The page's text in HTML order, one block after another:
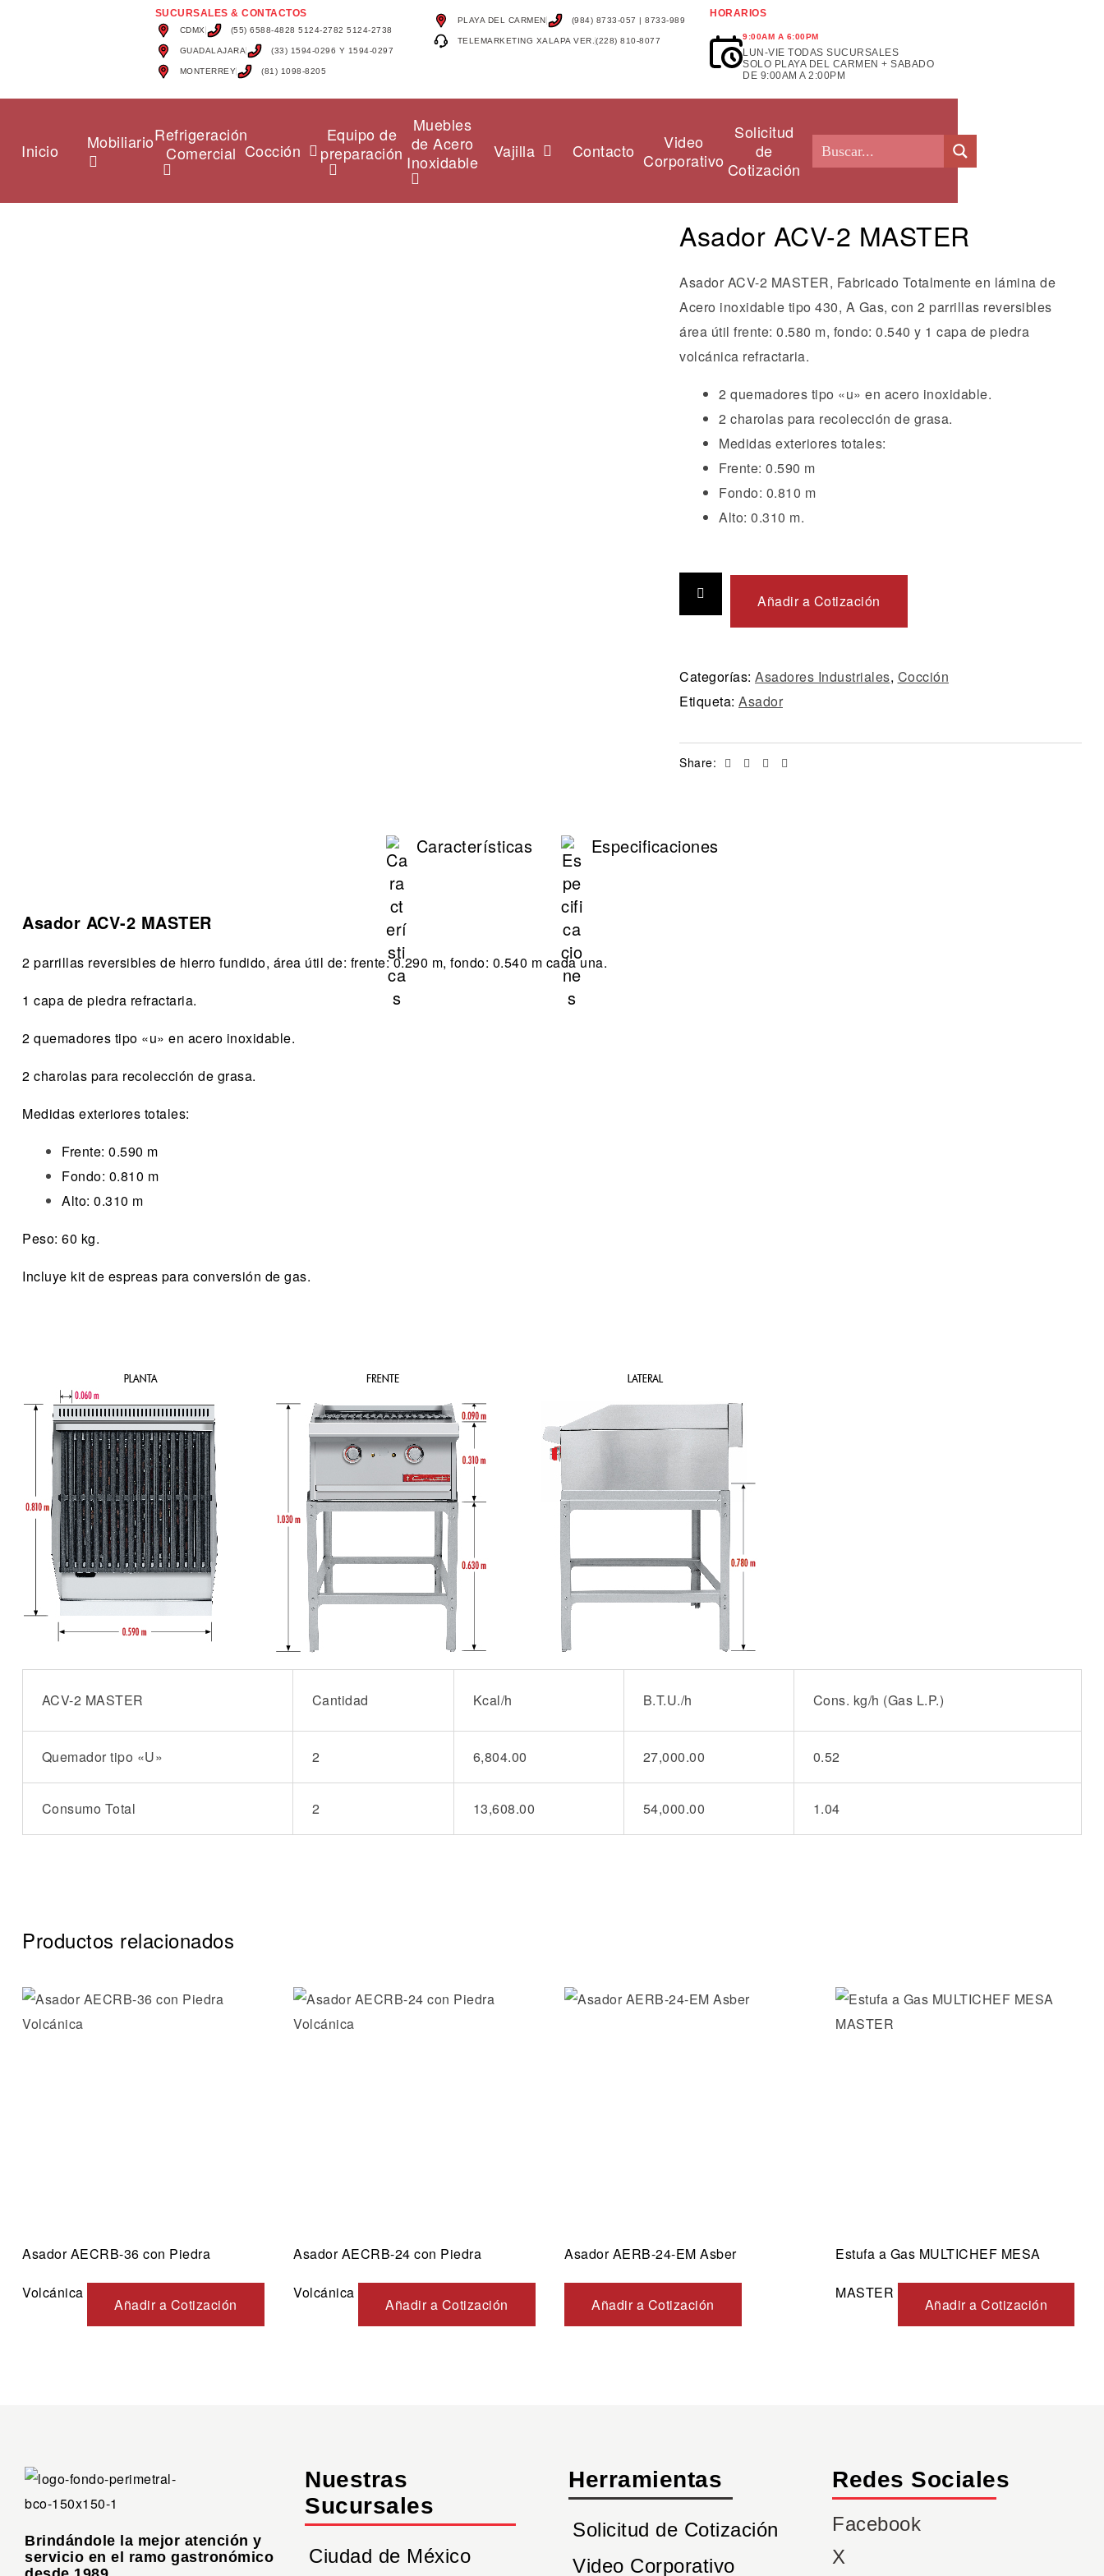
SUCURSALES & CONTACTOS
CDMX (55) 6588-4828 5124-2782 5124-2738
GUADALAJARA (33) 1594-0296 Y 1594-0297
MONTERREY (81) 1098-8205
PLAYA DEL CARMEN (984) 8733-057 | 8733-989
TELEMARKETING XALAPA VER. (228) 810-8077
HORARIOS
9:00AM A 6:00PM
LUN-VIE TODAS SUCURSALES
SOLO PLAYA DEL CARMEN + SABADO
DE 9:00AM A 2:00PM
Inicio MobiliarioRefrigeración
Comercial Cocción
Equipo de
preparación
Muebles
de Acero
Inoxidable
Vajilla Contacto
Video
Corporativo
Solicitud
de
Cotización
Asador ACV-2 MASTER
Asador ACV-2 MASTER, Fabricado Totalmente en lámina de
Acero inoxidable tipo 430, A Gas, con 2 parrillas reversibles
área útil frente: 0.580 m, fondo: 0.540 y 1 capa de piedra
volcánica refractaria.
2 quemadores tipo «u» en acero inoxidable.
2 charolas para recolección de grasa.
Medidas exteriores totales:
Frente: 0.590 m
Fondo: 0.810 m
Alto: 0.310 m.
Añadir a Cotización
Categorías: Asadores Industriales, Cocción
Etiqueta: Asador
Share: Facebook
TwitterLinkedin
Características Especificaciones
Asador ACV-2 MASTER
2 parrillas reversibles de hierro fundido, área útil de: frente: 0.290 m, fondo: 0.540 m cada una.
1 capa de piedra refractaria.
2 quemadores tipo «u» en acero inoxidable.
2 charolas para recolección de grasa.
Medidas exteriores totales:
Frente: 0.590 m
Fondo: 0.810 m
Alto: 0.310 m
Peso: 60 kg.
Incluye kit de espreas para conversión de gas.
ACV-2 MASTER Cantidad Kcal/h B.T.U./h Cons. kg/h (Gas L.P.)
Quemador tipo «U» 2 6,804.00 27,000.00 0.52
Consumo Total 2 13,608.00 54,000.00 1.04
Productos relacionados
Asador AECRB-36 con Piedra
Volcánica
Añadir a Cotización
Asador AECRB-24 con Piedra
Volcánica
Añadir a Cotización
Asador AERB-24-EM Asber
Añadir a Cotización
Estufa a Gas MULTICHEF MESA
MASTER
Añadir a Cotización
Brindándole la mejor atención y
servicio en el ramo gastronómico
Nuestras
Sucursales
Ciudad de México
Herramientas
Solicitud de Cotización
Video Corporativo
Redes Sociales
Facebook
X